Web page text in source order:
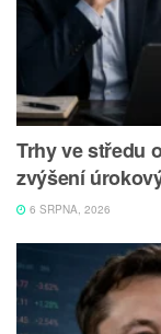
Trhy ve středu
zvýšení
6 SRPNA, 2026